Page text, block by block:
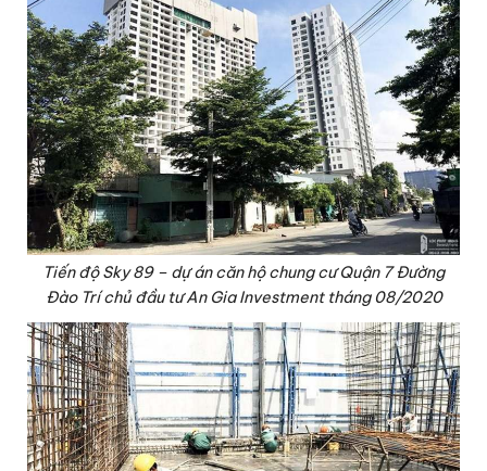
Tiến độ Sky 89 – dự án căn hộ chung cư Quận 7 Đường
Đào Trí chủ đầu tư An Gia Investment tháng 08/2020